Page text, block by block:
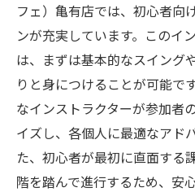
フェ）亀有店では、初心者向
ンが充実しています。このイ
は、まずは基本的なスイング
りと身につけることが可能で
なインストラクターが参加者
イズし、各個人に最適なアド
た、初心者が最初に直面する
階を踏んで進行するため、安